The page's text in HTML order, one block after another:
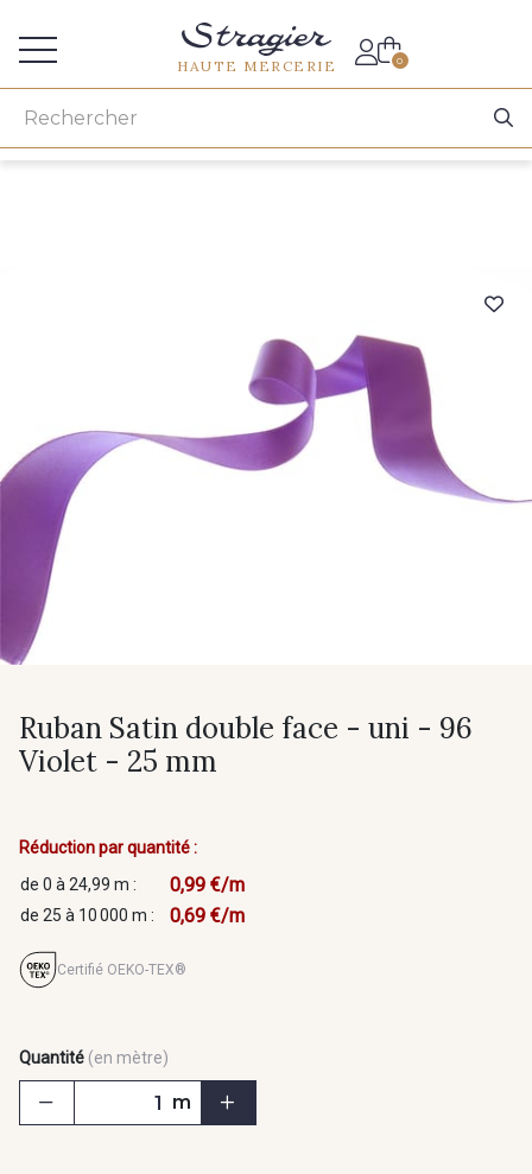
HAUTE MERCERIE 0
Ruban Satin double face - uni - 96
Violet - 25 mm
Réduction par quantité :
de 0 à 24,99 m :
0,99 €/m
de 25 à 10 000 m : 0,69 €/m
Certifié OEKO-TEX®
Quantité (en mètre)
m